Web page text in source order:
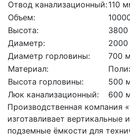
Отвод канализационный:110
Объем:
Высота:
Диаметр:
Диаметр горловины:
700
Материал:
Высота горловины:
500
Люк канализационный:
600
Производственная компания
изготавливает вертикальные
подземные ёмкости для